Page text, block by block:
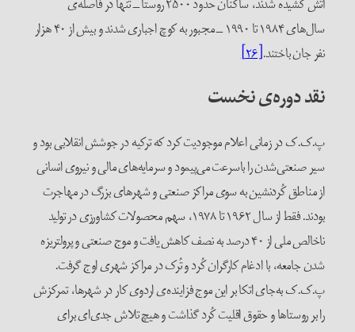
سال‌های ۱۹۸۴ تا ۱۹۹۰ ــ مجبور به کوچ اجباری شدند و بیش از ۴۰ هزار
نفر جان باختند.[۲۶]
نقد دوره‌ی نخست
پ.ک.ک در زمانی اعلام موجودیت کرد که ترکیه در جوشش انقلابی بود و
سیر صنعتی‌شدن را باسرعت می‌پیمود و سرمایه‌های مالی و نیروی انسانی
از مناطق کُردنشین به سوی مراکز صنعتی و شهرهای بزرگ در مهاجرت
بودند. فقط از سال ۱۹۶۲ تا ۱۹۷۸، سهم محصولات کشاورزی در تولید
ناخالص ملی از ۴۰ درصد به نصف کاهش یافت و موج صنعتی‌ و پرولتریزه
شدن جامعه، با ادغام کارگران کُرد و تُرک‌ در مراکز شهری اوج گرفت.
پ.ک.ک به‌جای اتکا بر این موج فزاینده‌ی اردوی کار در شهرها، تمرکزش
را بر روستاها و حقوق اقلیت‌ کُرد گذاشت و هیچ تلاش جدی‌ای برای